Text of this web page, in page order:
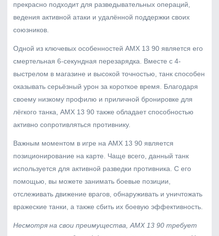
прекрасно подходит для разведывательных операций,
ведения активной атаки и удалённой поддержки своих
союзников.
Одной из ключевых особенностей AMX 13 90 является его
смертельная 6-секундная перезарядка. Вместе с 4-
выстрелом в магазине и высокой точностью, танк способен
оказывать серьёзный урон за короткое время. Благодаря
своему низкому профилю и приличной бронировке для
лёгкого танка, AMX 13 90 также обладает способностью
активно сопротивляться противнику.
Важным моментом в игре на AMX 13 90 является
позиционирование на карте. Чаще всего, данный танк
используется для активной разведки противника. С его
помощью, вы можете занимать боевые позиции,
отслеживать движение врагов, обнаруживать и уничтожать
вражеские танки, а также сбить их боевую эффективность.
Несмотря на свои преимущества, AMX 13 90 требует